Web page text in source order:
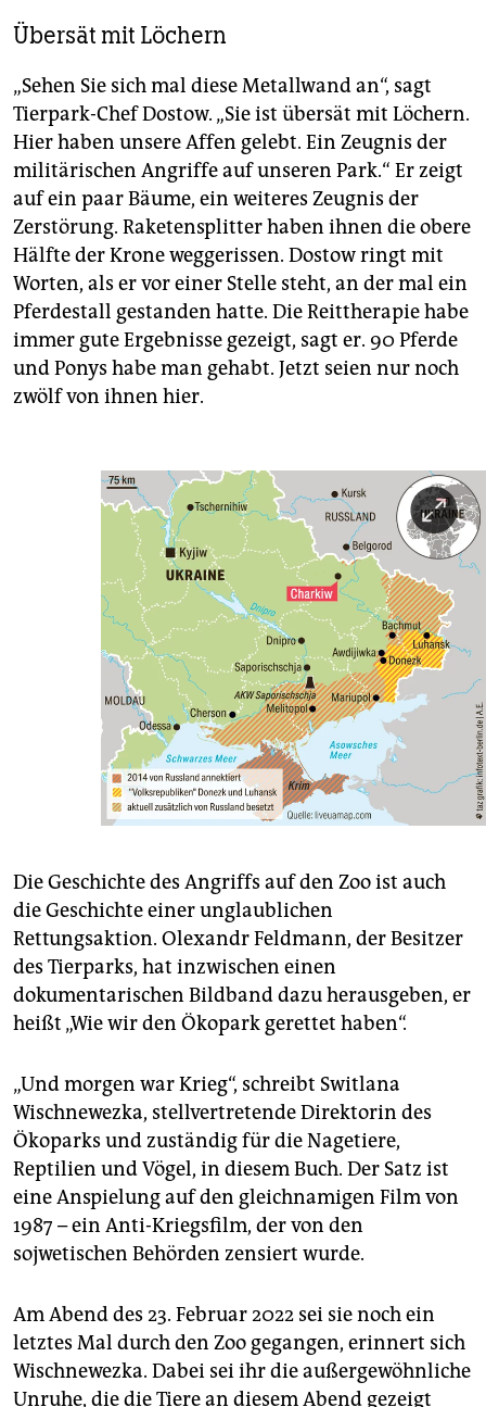
Übersät mit Löchern
„Sehen Sie sich mal diese Metallwand an“, sagt
Tierpark-Chef Dostow. „Sie ist übersät mit Löchern.
Hier haben unsere Affen gelebt. Ein Zeugnis der
militärischen Angriffe auf unseren Park.“ Er zeigt
auf ein paar Bäume, ein weiteres Zeugnis der
Zerstörung. Raketensplitter haben ihnen die obere
Hälfte der Krone weggerissen. Dostow ringt mit
Worten, als er vor einer Stelle steht, an der mal ein
Pferdestall gestanden hatte. Die Reittherapie habe
immer gute Ergebnisse gezeigt, sagt er. 90 Pferde
und Ponys habe man gehabt. Jetzt seien nur noch
zwölf von ihnen hier.
Die Geschichte des Angriffs auf den Zoo ist auch
die Geschichte einer unglaublichen
Rettungsaktion. Olexandr Feldmann, der Besitzer
des Tierparks, hat inzwischen einen
dokumentarischen Bildband dazu herausgeben, er
heißt „Wie wir den Ökopark gerettet haben“.
„Und morgen war Krieg“, schreibt Switlana
Wischnewezka, stellvertretende Direktorin des
Ökoparks und zuständig für die Nagetiere,
Reptilien und Vögel, in diesem Buch. Der Satz ist
eine Anspielung auf den gleichnamigen Film von
1987 – ein Anti-Kriegsfilm, der von den
sojwetischen Behörden zensiert wurde.
Am Abend des 23. Februar 2022 sei sie noch ein
letztes Mal durch den Zoo gegangen, erinnert sich
Wischnewezka. Dabei sei ihr die außergewöhnliche
Unruhe, die die Tiere an diesem Abend gezeigt